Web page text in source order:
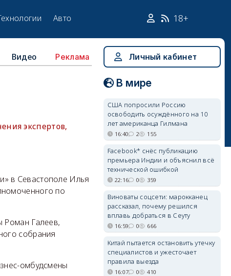
Авто 18+
Видео Реклама
экспертов,
в Севастополе Илья
по
Роман Галеев,
собрания
омбудсмены
Личный кабинет
В мире
США попросили Россию
освободить осуждённого на 10
лет американца Гилмана
16:40 2 155
Facebook* снёс публикацию
премьера Индии и объяснил всё
технической ошибкой
22:16 0 359
Виноваты соцсети: марокканец
рассказал, почему решился
вплавь добраться в Сеуту
16:59 0 666
Китай пытается остановить утечку
специалистов и ужесточает
правила выезда
16:07 0 410